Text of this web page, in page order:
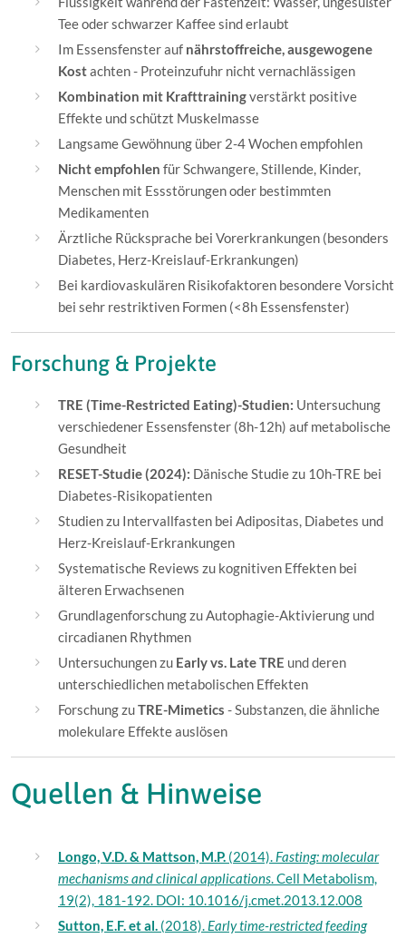
Tee oder schwarzer Kaffee sind erlaubt
Im Essensfenster auf nährstoffreiche, ausgewogene
Kostachten - Proteinzufuhr nicht vernachlässigen
Kombination mit Krafttrainingverstärkt positive
Effekte und schützt Muskelmasse
Langsame Gewöhnung über 2-4 Wochen empfohlen
Nicht empfohlen für Schwangere, Stillende, Kinder,
Menschen mit Essstörungen oder bestimmten
Medikamenten
Ärztliche Rücksprache bei Vorerkrankungen (besonders
Diabetes, Herz-Kreislauf-Erkrankungen)
Bei kardiovaskulären Risikofaktoren besondere Vorsicht
bei sehr restriktiven Formen (<8h Essensfenster)
Forschung & Projekte
TRE (Time-Restricted Eating)-Studien: Untersuchung
verschiedener Essensfenster (8h-12h) auf metabolische
Gesundheit
RESET-Studie (2024): Dänische Studie zu 10h-TRE bei
Diabetes-Risikopatienten
Studien zu Intervallfasten bei Adipositas, Diabetes und
Herz-Kreislauf-Erkrankungen
Systematische Reviews zu kognitiven Effekten bei
älteren Erwachsenen
Grundlagenforschung zu Autophagie-Aktivierung und
circadianen Rhythmen
Untersuchungen zu Early vs. Late TRE und deren
unterschiedlichen metabolischen Effekten
Forschung zuTRE-Mimetics - Substanzen, die ähnliche
molekulare Effekte auslösen
Quellen & Hinweise
Longo, V.D. & Mattson, M.P. (2014). Fasting: molecular
mechanisms and clinical applications. Cell Metabolism,
19(2), 181-192. DOI: 10.1016/j.cmet.2013.12.008
Sutton, E.F. et al. (2018). Early time-restricted feeding